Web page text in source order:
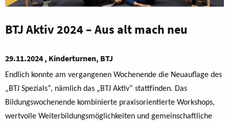
BTJ Aktiv 2024 – Aus alt mach neu
29.11.2024 , Kinderturnen, BTJ
Endlich konnte am vergangenen Wochenende die Neuauflage des
„BTJ Spezials“, nämlich das „BTJ Aktiv“ stattfinden. Das
Bildungswochenende kombinierte praxisorientierte Workshops,
wertvolle Weiterbildungsmöglichkeiten und gemeinschaftliche